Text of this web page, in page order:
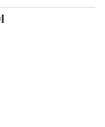
ദുരിതാശ്വാസ
മഴ